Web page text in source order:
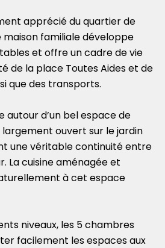
apprécié du quartier de
familiale développe
et offre un cadre de vie
de la place Toutes Aides et de
que des transports.
autour d’un bel espace de
ouvert sur le jardin
une véritable continuité entre
La cuisine aménagée et
à cet espace
niveaux, les 5 chambres
facilement les espaces aux